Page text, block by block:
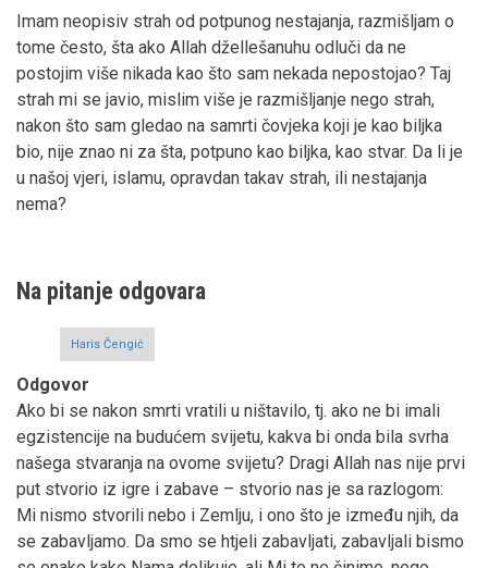
Imam neopisiv strah od potpunog nestajanja, razmišljam o
tome često, šta ako Allah džellešanuhu odluči da ne
postojim više nikada kao što sam nekada nepostojao? Taj
strah mi se javio, mislim više je razmišljanje nego strah,
nakon što sam gledao na samrti čovjeka koji je kao biljka
bio, nije znao ni za šta, potpuno kao biljka, kao stvar. Da li je
u našoj vjeri, islamu, opravdan takav strah, ili nestajanja
nema?
Na pitanje odgovara
Haris Čengić
Odgovor
Ako bi se nakon smrti vratili u ništavilo, tj. ako ne bi imali
egzistencije na budućem svijetu, kakva bi onda bila svrha
našega stvaranja na ovome svijetu? Dragi Allah nas nije prvi
put stvorio iz igre i zabave – stvorio nas je sa razlogom:
Mi nismo stvorili nebo i Zemlju, i ono što je između njih, da
se zabavljamo. Da smo se htjeli zabavljati, zabavljali bismo